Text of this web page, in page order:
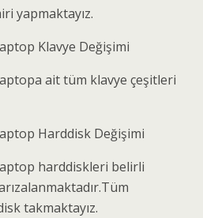
yapmaktayız.
Klavye Değişimi
ait tüm klavye çeşitleri
Harddisk Değişimi
harddiskleri belirli
takmaktayız.